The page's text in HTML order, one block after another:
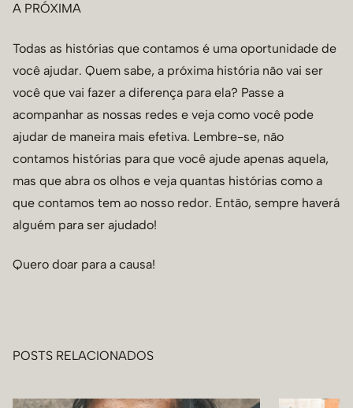
A PRÓXIMA
Todas as histórias que contamos é uma oportunidade de
você ajudar. Quem sabe, a próxima história não vai ser
você que vai fazer a diferença para ela? Passe a
acompanhar as nossas redes e veja como você pode
ajudar de maneira mais efetiva. Lembre-se, não
contamos histórias para que você ajude apenas aquela,
mas que abra os olhos e veja quantas histórias como a
que contamos tem ao nosso redor. Então, sempre haverá
alguém para ser ajudado!
Quero doar para a causa!
POSTS RELACIONADOS